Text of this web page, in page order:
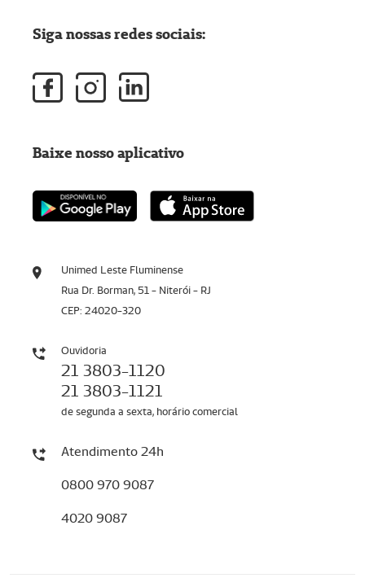
Unimed Leste Fluminense
Rua Dr. Borman, 51 - Niterói - RJ
CEP: 24020-320
Ouvidoria
21 3803-1120
21 3803-1121
de segunda a sexta, horário comercial
Atendimento 24h
0800 970 9087
4020 9087
Siga nossas redes sociais:
Baixe nosso aplicativo